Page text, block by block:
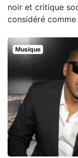
noir et critique
considéré
Musique